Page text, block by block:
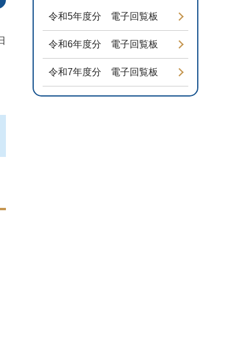
令和5年度分 電子回覧板
令和6年度分 電子回覧板
令和7年度分 電子回覧板